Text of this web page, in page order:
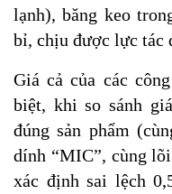
lạnh), băng keo
bỉ, chịu được lực tác
Giá cả của các
biệt, khi so sánh
đúng sản phẩm
dính “MIC”, cùng
xác định sai lệch